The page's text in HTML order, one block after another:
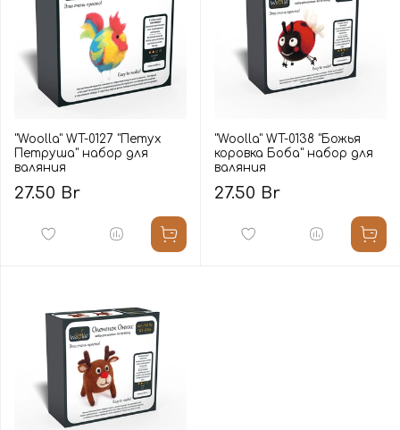
"Woolla" WT-0127 "Петух
Петруша" набор для
валяния
27.50 Br
"Woolla" WT-0138 "Божья
коровка Боба" набор для
валяния
27.50 Br